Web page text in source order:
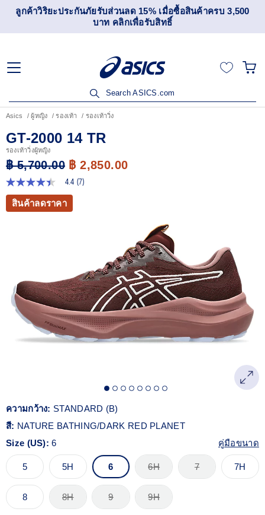
บส่วนลด 15% เมื่อซื้อสินค้าครบ 3,500
เข้าร่วม
Search ASICS.com
Asics ผู้หญิง รองเท้า รองเท้าวิ่ง
GT-2000 14 TR
รองเท้าวิ่งผู้หญิง
฿ 5,700.00 ฿ 2,850.00
4.4
จาก
ดาว
ลิงก์
หน้า
เดียวกัน
4.4 (7)
สินค้าลดราคา
ความกว้าง: STANDARD (B)
สี: NATURE BATHING/DARK RED PLANET
Size (US):6 คู่มือขนาด
5 5H 6 6H 7 7H
8 8H 9 9H